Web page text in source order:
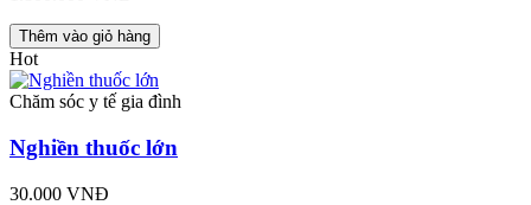
Thêm vào giỏ hàng
Hot
Chăm sóc y tế gia đình
Nghiền thuốc lớn
30.000 VNĐ